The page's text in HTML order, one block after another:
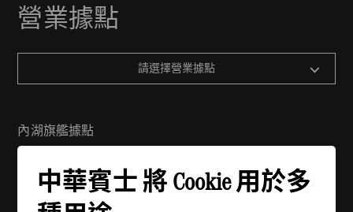
中華賓士 將 Cookie 用於多
營業據點
請選擇營業據點
內湖旗艦據點
電話：(02) 2799-6988
週一 - 週五：08:30 - 21:00